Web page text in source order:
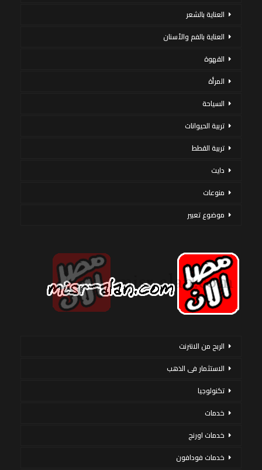
العناية بالشعر
العناية بالفم والأسنان
القهوة
المرأة
السياحة
تربية الحيوانات
تربية القطط
دايت
منوعات
موضوع تعبير
الربح من الانترنت
الاستثمار فى الذهب
تكنولوجيا
خدمات
خدمات اورنج
خدمات فودافون